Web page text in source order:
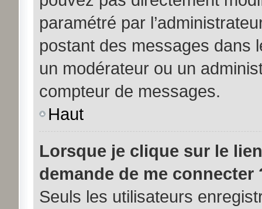
paramétré par
postant des messages dans
un modérateur ou un
compteur de messages.
Haut
Lorsque je clique sur le
demande de me connecter
Seuls les utilisateurs